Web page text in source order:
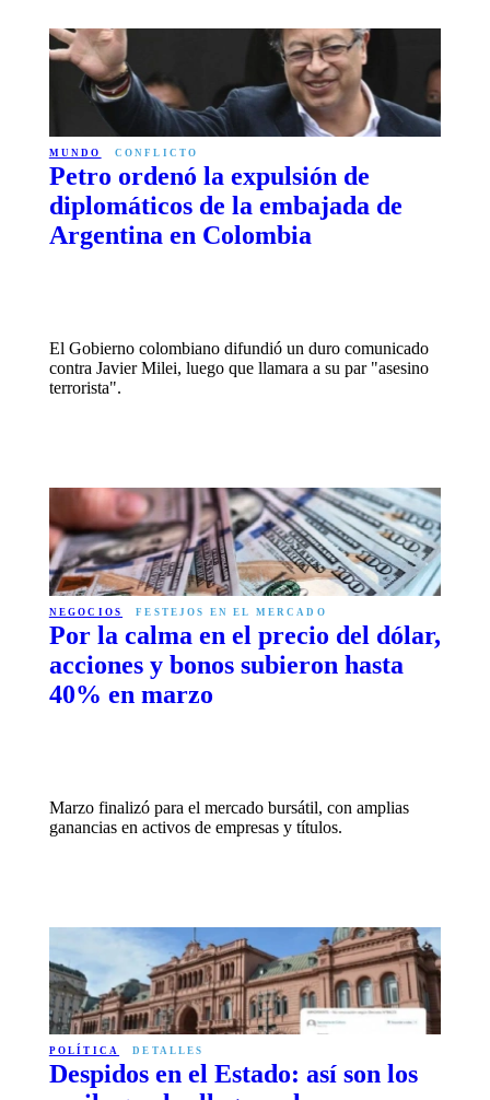
MUNDO CONFLICTO
Petro ordenó la expulsión de
diplomáticos de la embajada de
Argentina en Colombia
El Gobierno colombiano difundió un duro comunicado
contra Javier Milei, luego que llamara a su par "asesino
terrorista".
NEGOCIOS FESTEJOS EN EL MERCADO
Por la calma en el precio del dólar,
acciones y bonos subieron hasta
40% en marzo
Marzo finalizó para el mercado bursátil, con amplias
ganancias en activos de empresas y títulos.
POLÍTICA DETALLES
Despidos en el Estado: así son los